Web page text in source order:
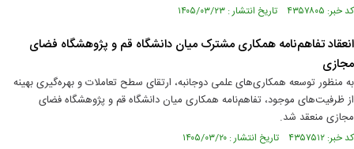
کد خبر: ۴۳۵۷۸۰۵ تاریخ انتشار : ۱۴۰۵/۰۳/۲۳
انعقاد تفاهم‌نامه همکاری مشترک میان دانشگاه قم و پژوهشگاه‌ فضای
مجازی
به منظور توسعه همکاری‌های علمی دوجانبه، ارتقای سطح تعاملات و بهره‌گیری بهینه
از ظرفیت‌های موجود، تفاهم‌نامه همکاری میان دانشگاه قم و پژوهشگاه فضای
مجازی منعقد شد.
کد خبر: ۴۳۵۷۵۱۲ تاریخ انتشار : ۱۴۰۵/۰۳/۲۰